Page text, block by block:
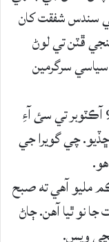
سندس شفقت کان
ڦٽن تي لوڻ
سرگرمين
منھنجي نا اميدن ۾ اڃا واڌرو ٿيو، جڏھن 9 آڪٽوبر تي سئ آءِ
چي گويرا جي
مليو آھي ته صبح
نو ٿيا آھن. ڄاڻ
ويس.